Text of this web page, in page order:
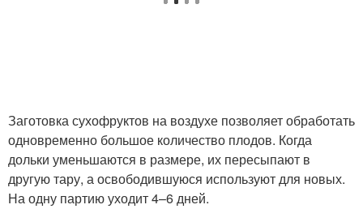
Заготовка сухофруктов на воздухе позволяет обработать
одновременно большое количество плодов. Когда
дольки уменьшаются в размере, их пересыпают в
другую тару, а освободившуюся используют для новых.
На одну партию уходит 4–6 дней.